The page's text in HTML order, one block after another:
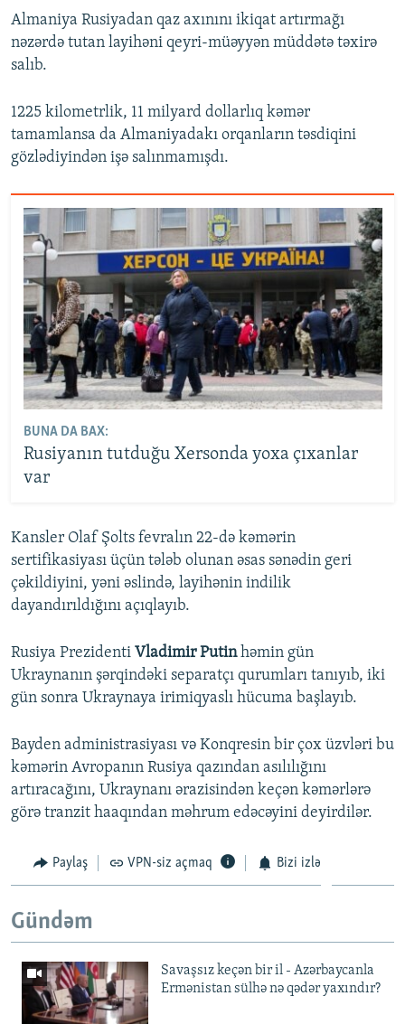
Almaniya Rusiyadan qaz axınını ikiqat artırmağı
nəzərdə tutan layihəni qeyri-müəyyən müddətə təxirə
salıb.
1225 kilometrlik, 11 milyard dollarlıq kəmər
tamamlansa da Almaniyadakı orqanların təsdiqini
gözlədiyindən işə salınmamışdı.
BUNA DA BAX:
Rusiyanın tutduğu Xersonda yoxa çıxanlar
var
Kansler Olaf Şolts fevralın 22-də kəmərin
sertifikasiyası üçün tələb olunan əsas sənədin geri
çəkildiyini, yəni əslində, layihənin indilik
dayandırıldığını açıqlayıb.
Rusiya Prezidenti Vladimir Putinhəmin gün
Ukraynanın şərqindəki separatçı qurumları tanıyıb, iki
gün sonra Ukraynaya irimiqyaslı hücuma başlayıb.
Bayden administrasiyası və Konqresin bir çox üzvləri bu
kəmərin Avropanın Rusiya qazından asılılığını
artıracağını, Ukraynanı ərazisindən keçən kəmərlərə
görə tranzit haaqından məhrum edəcəyini deyirdilər.
Paylaş VPN-siz açmaq Bizi izlə
Gündəm
Savaşsız keçən bir il - Azərbaycanla
Ermənistan sülhə nə qədər yaxındır?